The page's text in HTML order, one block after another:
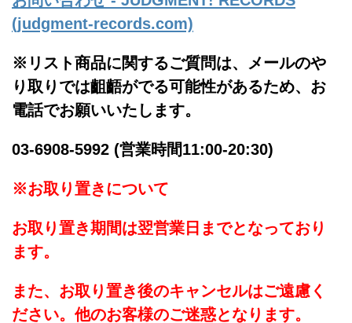
(judgment-records.com)
※リスト商品に関するご質問は、メールのや
り取りでは齟齬がでる可能性があるため、お
電話でお願いいたします。
03-6908-5992 (営業時間11:00-20:30)
※お取り置きについて
お取り置き期間は翌営業日までとなっており
ます。
また、お取り置き後のキャンセルはご遠慮く
ださい。他のお客様のご迷惑となります。